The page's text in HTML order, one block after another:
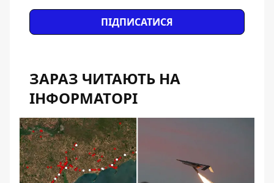
ПІДПИСАТИСЯ
ЗАРАЗ ЧИТАЮТЬ НА
ІНФОРМАТОРІ